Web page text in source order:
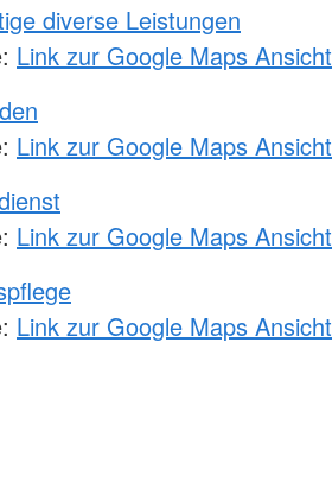
diverse Leistungen
Link zur Google Maps Ansicht
Link zur Google Maps Ansicht
Link zur Google Maps Ansicht
Link zur Google Maps Ansicht